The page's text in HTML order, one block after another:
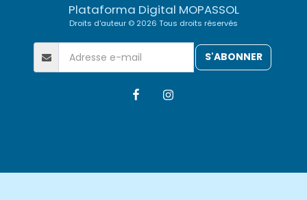
Plataforma Digital MOPASSOL
Droits d'auteur © 2026 Tous droits réservés
S'ABONNER